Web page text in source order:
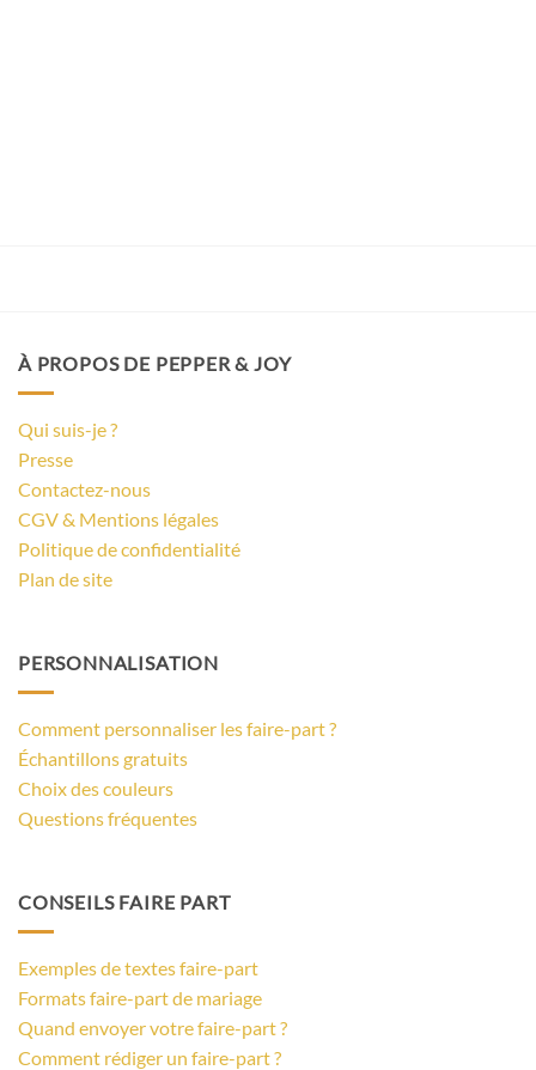
À PROPOS DE PEPPER & JOY
Qui suis-je ?
Presse
Contactez-nous
CGV & Mentions légales
Politique de confidentialité
Plan de site
PERSONNALISATION
Comment personnaliser les faire-part ?
Échantillons gratuits
Choix des couleurs
Questions fréquentes
CONSEILS FAIRE PART
Exemples de textes faire-part
Formats faire-part de mariage
Quand envoyer votre faire-part ?
Comment rédiger un faire-part ?